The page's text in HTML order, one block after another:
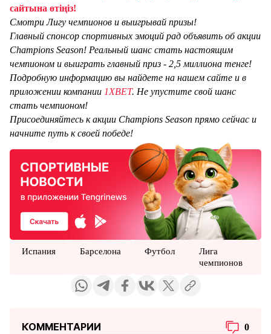
сайтына өтіңіз!
Смотри Лигу чемпионов и выигрывай призы!
Главный спонсор спортивных эмоций рад объявить об акции
Champions Season! Реальный шанс стать настоящим
чемпионом и выиграть главный приз - 2,5 миллиона тенге!
Подробную информацию вы найдете на нашем сайте и в
приложении компании 1XBET. Не упустите свой шанс
стать чемпионом!
Присоединяйтесь к акции Champions Season прямо сейчас и
начните путь к своей победе!
Испания Барселона Футбол
Лига
чемпионов
КОММЕНТАРИИ 0